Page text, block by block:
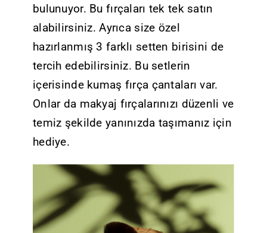
bulunuyor. Bu fırçaları tek tek satın
alabilirsiniz. Ayrıca size özel
hazırlanmış 3 farklı setten birisini de
tercih edebilirsiniz. Bu setlerin
içerisinde kumaş fırça çantaları var.
Onlar da makyaj fırçalarınızı düzenli ve
temiz şekilde yanınızda taşımanız için
hediye.